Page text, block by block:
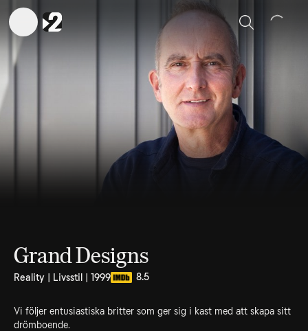
Sök
Grand Designs
Reality | Livsstil | 1999 8.5
Vi följer entusiastiska britter som ger sig i kast med att skapa sitt
drömboende.